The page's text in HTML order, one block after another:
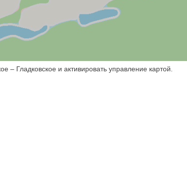
– Гладковское и активировать управление картой.